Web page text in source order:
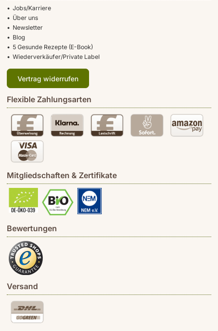
Jobs/Karriere
Über uns
Newsletter
Blog
5 Gesunde Rezepte (E-Book)
Wiederverkäufer/Private Label
Vertrag widerrufen
Flexible Zahlungsarten
Mitgliedschaften & Zertifikate
Bewertungen
Versand